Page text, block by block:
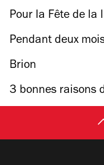
Pour la Fête de
000 livres
de France
Pendant deux
crème de la jeune
Brion
3 bonnes raisons